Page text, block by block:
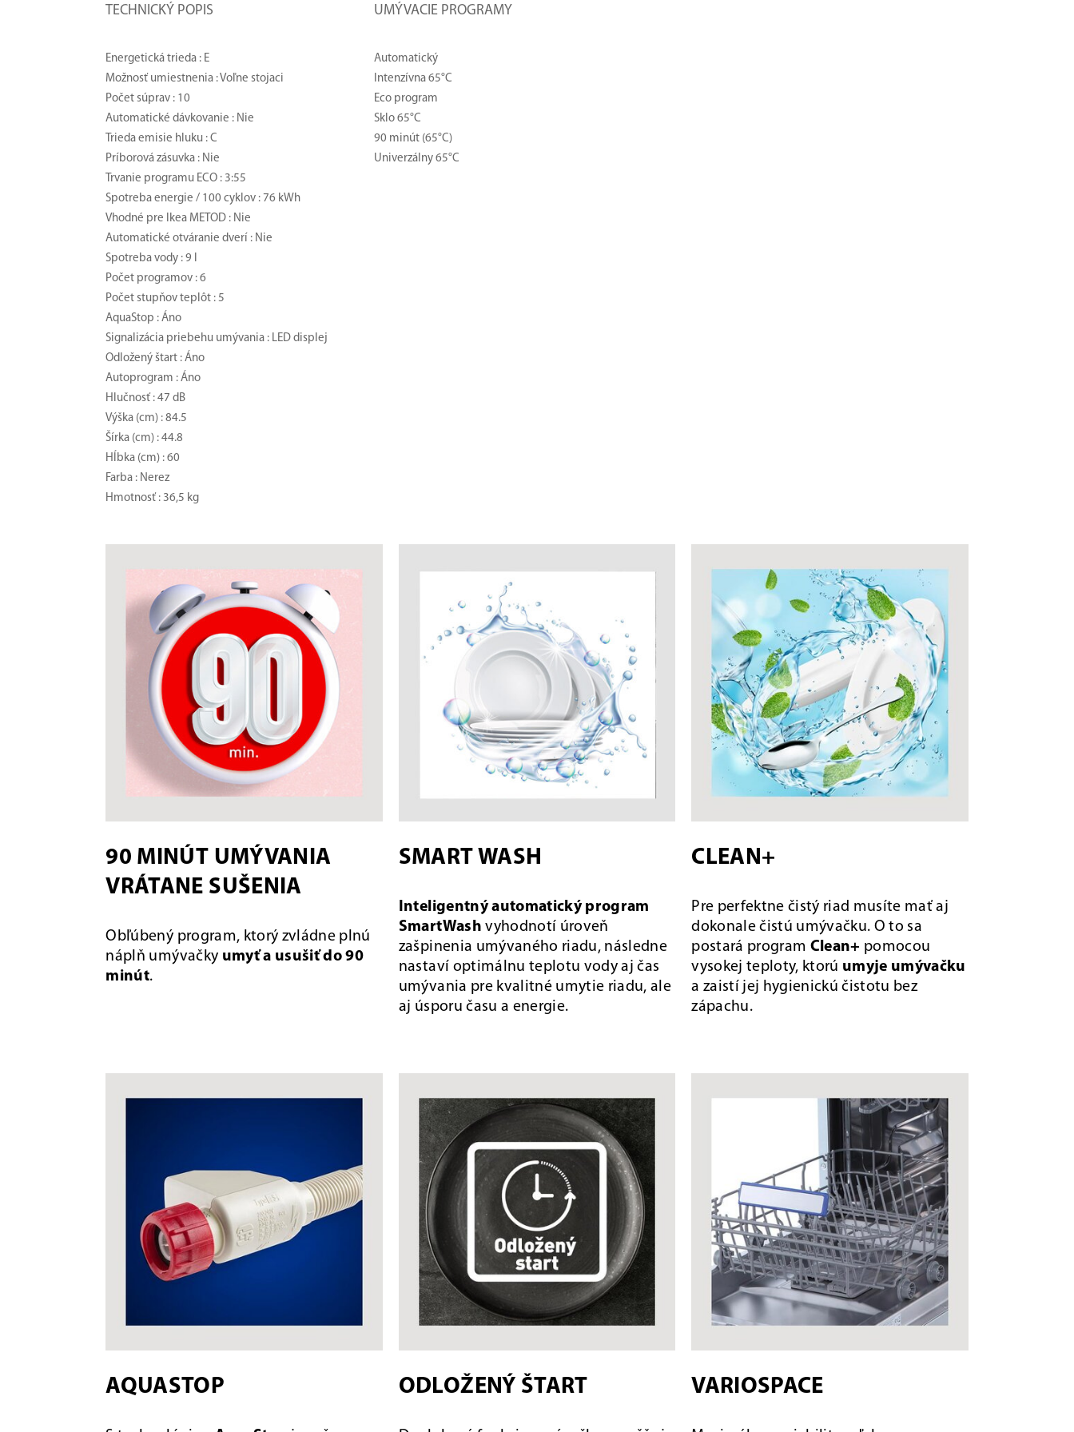
TECHNICKÝ POPIS
Energetická trieda : E
Možnosť umiestnenia : Voľne stojaci
Počet súprav : 10
Automatické dávkovanie : Nie
Trieda emisie hluku : C
Príborová zásuvka : Nie
Trvanie programu ECO : 3:55
Spotreba energie / 100 cyklov : 76 kWh
Vhodné pre Ikea METOD : Nie
Automatické otváranie dverí : Nie
Spotreba vody : 9 l
Počet programov : 6
Počet stupňov teplôt : 5
AquaStop : Áno
Signalizácia priebehu umývania : LED displej
Odložený štart : Áno
Autoprogram : Áno
Hlučnosť : 47 dB
Výška (cm) : 84.5
Šírka (cm) : 44.8
Hĺbka (cm) : 60
Farba : Nerez
Hmotnosť : 36,5 kg
UMÝVACIE PROGRAMY
Automatický
Intenzívna 65°C
Eco program
Sklo 65°C
90 minút (65°C)
Univerzálny 65°C
90 MINÚT UMÝVANIA
VRÁTANE SUŠENIA
Obľúbený program, ktorý zvládne plnú
náplň umývačky umyť a usušiť do 90
minút.
SMART WASH
Inteligentný automatický program
SmartWash vyhodnotí úroveň
zašpinenia umývaného riadu, následne
nastaví optimálnu teplotu vody aj čas
umývania pre kvalitné umytie riadu, ale
aj úsporu času a energie.
CLEAN+
Pre perfektne čistý riad musíte mať aj
dokonale čistú umývačku. O to sa
postará program Clean+ pomocou
vysokej teploty, ktorú umyje umývačku
a zaistí jej hygienickú čistotu bez
zápachu.
AQUASTOP ODLOŽENÝ ŠTART VARIOSPACE